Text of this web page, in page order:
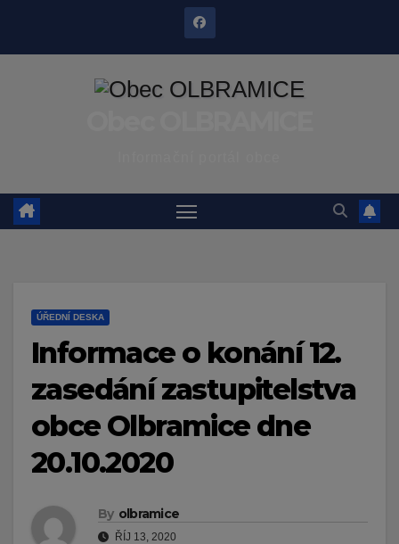
ÚŘEDNÍ DESKA
Informace o konání 12.
zasedání zastupitelstva
obce Olbramice dne
20.10.2020
By olbramice
ŘÍJ 13, 2020